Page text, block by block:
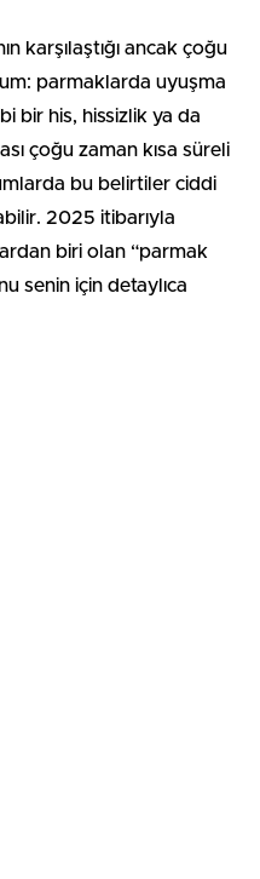
karşılaştığı ancak çoğu
parmaklarda uyuşma
bir his, hissizlik ya da
çoğu zaman kısa süreli
bu belirtiler ciddi
2025 itibarıyla
biri olan “parmak
senin için detaylıca